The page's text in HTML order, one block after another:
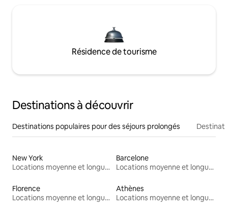
Résidence de tourisme
Destinations à découvrir
Destinations populaires pour des séjours prolongés
New York
Locations moyenne et longue durée
Barcelone
Locations moyenne et longue durée
Florence
Locations moyenne et longue durée
Athènes
Locations moyenne et longue durée